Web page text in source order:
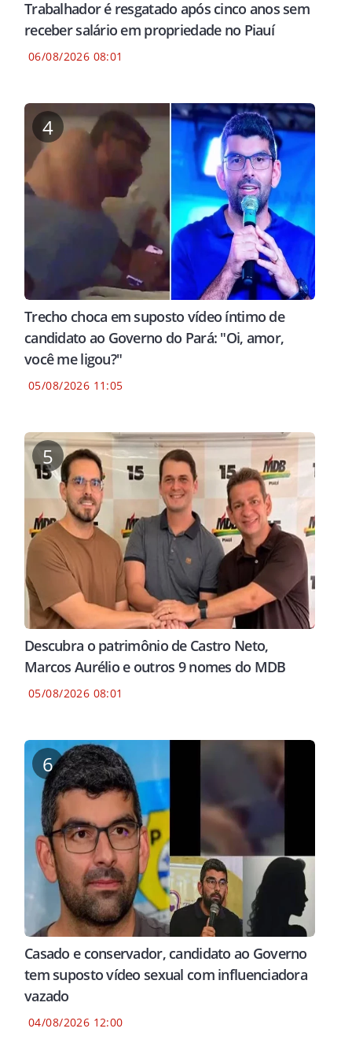
SENDO
Trabalhador é resgatado após cinco anos sem
receber salário em propriedade no Piauí
06/08/2026 08:01
4
Trecho choca em suposto vídeo íntimo de
candidato ao Governo do Pará: "Oi, amor,
você me ligou?"
05/08/2026 11:05
5
Descubra o patrimônio de Castro Neto,
Marcos Aurélio e outros 9 nomes do MDB
05/08/2026 08:01
6
Casado e conservador, candidato ao Governo
tem suposto vídeo sexual com influenciadora
vazado
04/08/2026 12:00